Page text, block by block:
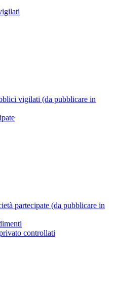
vigilati (da pubblicare in
partecipate (da pubblicare in
controllati